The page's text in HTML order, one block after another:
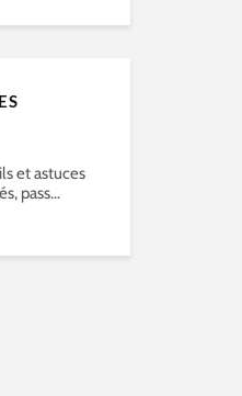
et astuces
pass…